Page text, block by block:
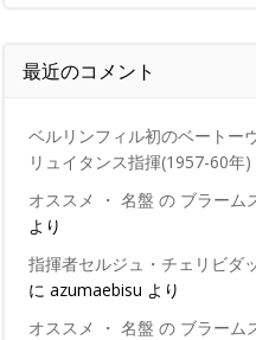
最近のコメント
ベルリンフィル初のベート
リュイタンス指揮(1957-60年)
オススメ ・ 名盤 の ブラーム
より
指揮者セルジュ・チェリビダ
に azumaebisu より
オススメ ・ 名盤 の ブラーム